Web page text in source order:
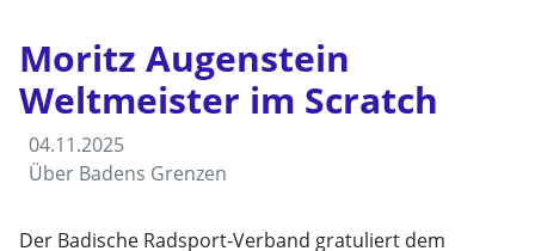
Moritz Augenstein
Weltmeister im Scratch
04.11.2025
Über Badens Grenzen
Der Badische Radsport-Verband gratuliert dem